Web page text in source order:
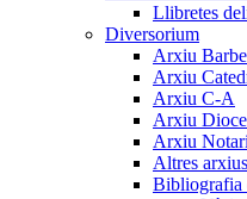
Llibretes
Diversorium
Arxiu
Arxiu
Arxiu C-A
Arxiu
Arxiu
Altres arxius
Bibliografia